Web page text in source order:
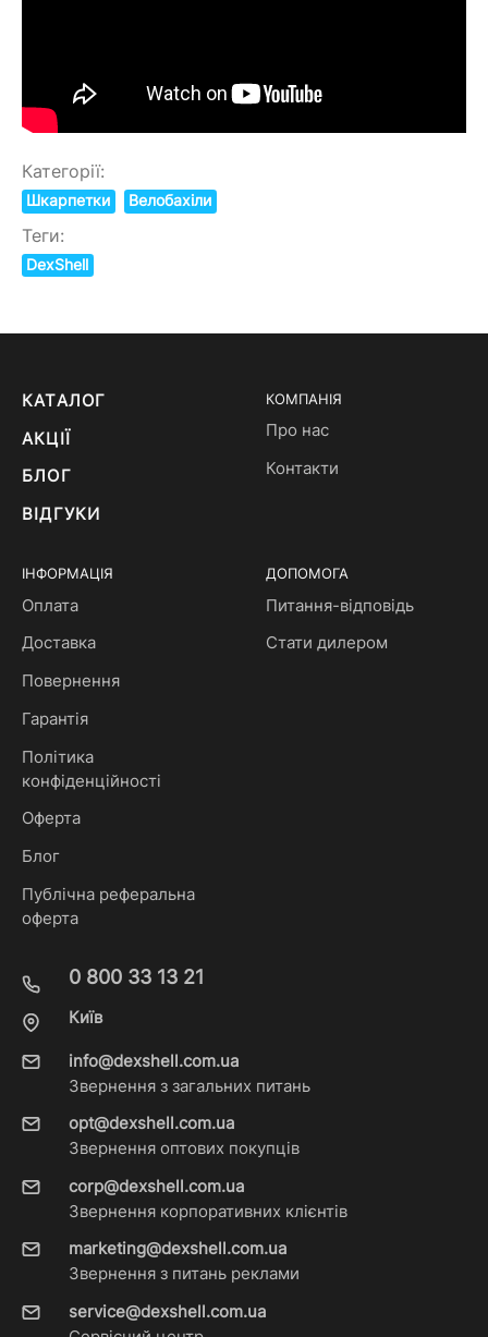
Категорії:
Шкарпетки Велобахіли
Теги:
DexShell
КАТАЛОГ
АКЦІЇ
БЛОГ
ВІДГУКИ
КОМПАНІЯ
Про нас
Контакти
ІНФОРМАЦІЯ
Оплата
Доставка
Повернення
Гарантія
Політика
конфіденційності
Оферта
Блог
Публічна реферальна
оферта
ДОПОМОГА
Питання-відповідь
Стати дилером
0 800 33 13 21
Київ
info@dexshell.com.ua
Звернення з загальних питань
opt@dexshell.com.ua
Звернення оптових покупців
corp@dexshell.com.ua
Звернення корпоративних клієнтів
marketing@dexshell.com.ua
Звернення з питань реклами
service@dexshell.com.ua